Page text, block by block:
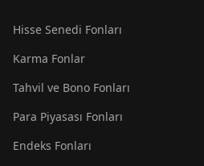
Hisse Senedi Fonları
Karma Fonlar
Tahvil ve Bono Fonları
Para Piyasası Fonları
Endeks Fonları